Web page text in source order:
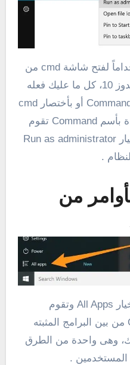
واحدة من الطرق الأكثر أستخداماً لفتح شاشة cmd من
خلال قائمة ابدأ فى نسخة ويندوز 10، كل ما عليك فعله
هو البحث فى قائمة ابدأ عن Command أو بأختصار cmd
ثم تظهر معك على الفور نافذة بأسم Command تقوم
بالنقر عليها كليك يمين ثم اختيار Run as administrator
.
من
فتح قائمة ابدأ ثم النقر على خيار All Apps وتقوم
بالبحث عن شاشة Command من بين البرامج المثبته
وهى واحدة من الطرق
المستخدمين .